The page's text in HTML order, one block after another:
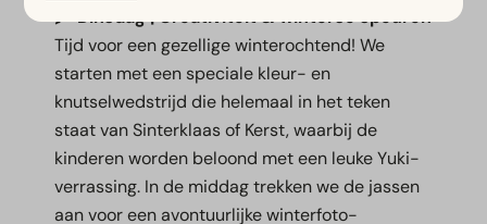
🖍️Dinsdag | Creativiteit & winterse speuren
Tijd voor een gezellige winterochtend! We
starten met een speciale kleur- en
knutselwedstrijd die helemaal in het teken
staat van Sinterklaas of Kerst, waarbij de
kinderen worden beloond met een leuke Yuki-
verrassing. In de middag trekken we de jassen
aan voor een avontuurlijke winterfoto-